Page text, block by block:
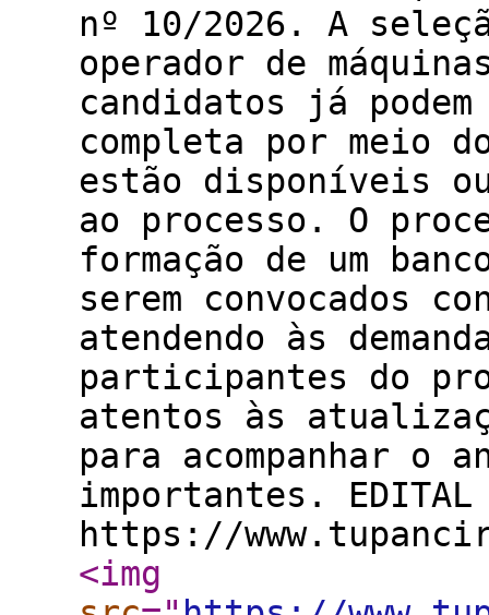
nº 10/2026. A
operador de
candidatos já
completa por meio
estão disponíveis
ao processo. O
formação de um
serem convocados
atendendo às
participantes do
atentos às
para acompanhar o
importantes.
https://
<img